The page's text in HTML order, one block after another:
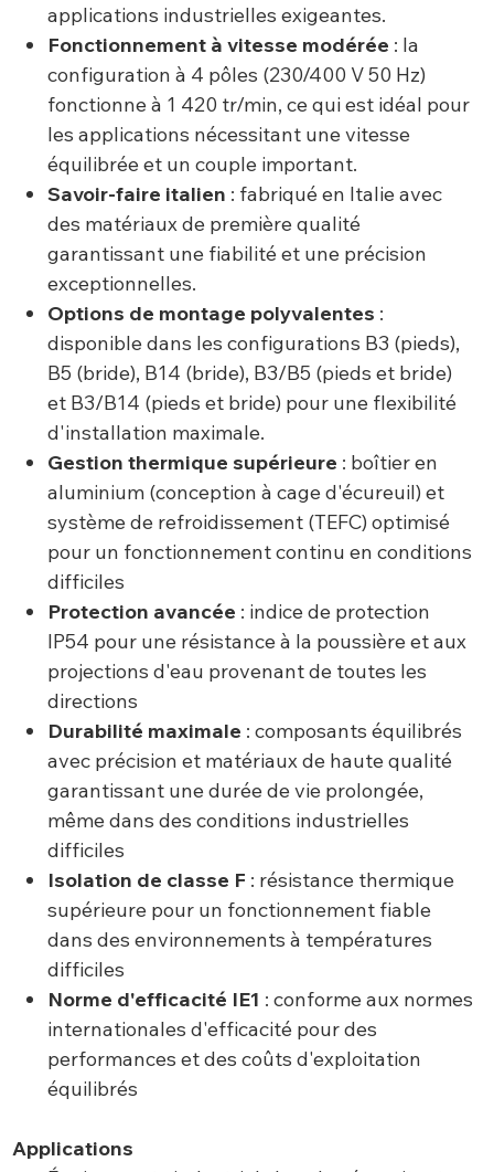
applications industrielles exigeantes.
Fonctionnement à vitesse modérée : la
configuration à 4 pôles (230/400 V 50 Hz)
fonctionne à 1 420 tr/min, ce qui est idéal pour
les applications nécessitant une vitesse
équilibrée et un couple important.
Savoir-faire italien : fabriqué en Italie avec
des matériaux de première qualité
garantissant une fiabilité et une précision
exceptionnelles.
Options de montage polyvalentes :
disponible dans les configurations B3 (pieds),
B5 (bride), B14 (bride), B3/B5 (pieds et bride)
et B3/B14 (pieds et bride) pour une flexibilité
d'installation maximale.
Gestion thermique supérieure : boîtier en
aluminium (conception à cage d'écureuil) et
système de refroidissement (TEFC) optimisé
pour un fonctionnement continu en conditions
difficiles
Protection avancée : indice de protection
IP54 pour une résistance à la poussière et aux
projections d'eau provenant de toutes les
directions
Durabilité maximale : composants équilibrés
avec précision et matériaux de haute qualité
garantissant une durée de vie prolongée,
même dans des conditions industrielles
difficiles
Isolation de classe F : résistance thermique
supérieure pour un fonctionnement fiable
dans des environnements à températures
difficiles
Norme d'efficacité IE1 : conforme aux normes
internationales d'efficacité pour des
performances et des coûts d'exploitation
équilibrés
Applications